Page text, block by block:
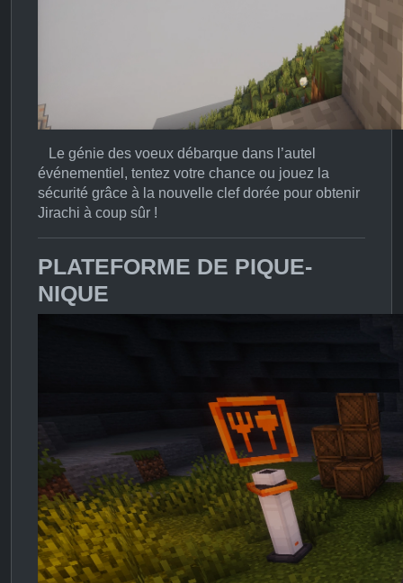
Le génie des voeux débarque dans l’autel
événementiel, tentez votre chance ou jouez la
sécurité grâce à la nouvelle clef dorée pour obtenir
Jirachi à coup sûr !
PLATEFORME DE PIQUE-
NIQUE